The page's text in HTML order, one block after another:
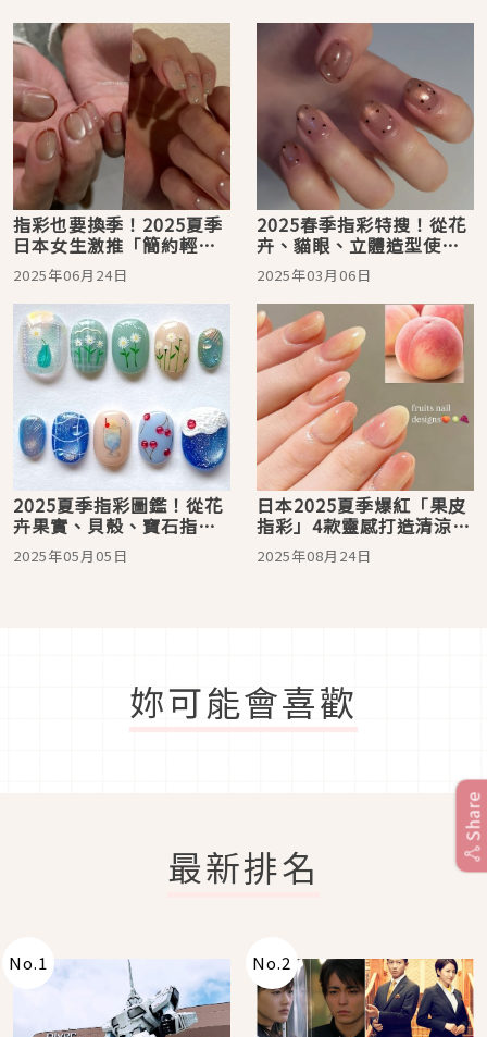
指彩也要換季！2025夏季
日本女生激推「簡約輕透
風」美甲圖鑑
2025年06月24日
2025春季指彩特搜！從花
卉、貓眼、立體造型使指
尖展現精緻質感印象
2025年03月06日
2025夏季指彩圖鑑！從花
卉果實、貝殼、寶石指彩
參考點亮沁涼繽紛的指尖
魅力
2025年05月05日
日本2025夏季爆紅「果皮
指彩」4款靈感打造清涼微
甜感
2025年08月24日
妳可能會喜歡
最新排名
No.1 No.2
Share